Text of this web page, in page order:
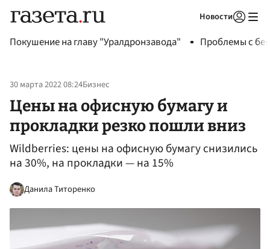
Новости
Покушение на главу "Уралдронзавода" Проблемы с
30 марта 2022 08:24Бизнес
Цены на офисную бумагу и
прокладки резко пошли вниз
Wildberries: цены на офисную бумагу снизились
на 30%, на прокладки — на 15%
Данила Титоренко